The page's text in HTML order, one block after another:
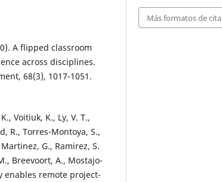
A flipped classroom
across disciplines.
68(3), 1017-1051.
Voitiuk, K., Ly, V. T.,
R., Torres-Montoya, S.,
G., Ramirez, S.
Breevoort, A., Mostajo-
enables remote project-
Más formatos de cita